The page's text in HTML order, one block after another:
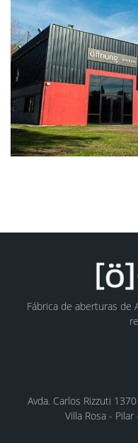
Fábrica de aberturas de
Avda. Carlos Rizzuti
Villa Rosa -